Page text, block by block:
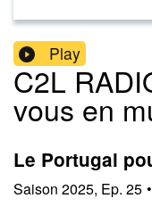
Play
C2L
vous en
Le Portugal
Saison 2025, Ep. 25 •